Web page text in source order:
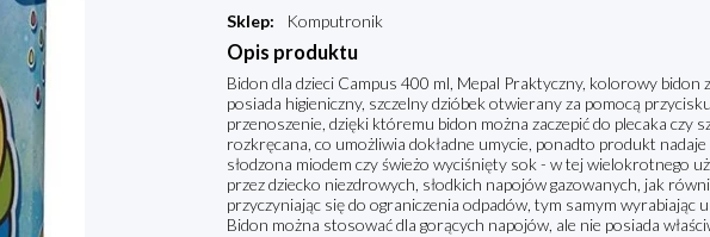
Sklep: Komputronik
Opis produktu
Bidon dla dzieci Campus 400 ml, Mepal Praktyczny, kolorowy
posiada higieniczny, szczelny dzióbek otwierany za pomocą
przenoszenie, dzięki któremu bidon można zaczepić do plecaka czy
rozkręcana, co umożliwia dokładne umycie, ponadto produkt
słodzona miodem czy świeżo wyciśnięty sok - w tej wielokrotnego
przez dziecko niezdrowych, słodkich napojów gazowanych, jak
przyczyniając się do ograniczenia odpadów, tym samym wyrabiając
Bidon można stosować dla gorących napojów, ale nie posiada